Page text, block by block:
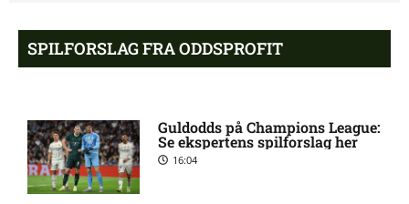
Alexander Magnus Busch
skadet: seneste nyt hos
9:46 am
Mads Lautrup Freundlich på
skadeslisten hos Silkeborg IF
8:31 am
SPILFORSLAG FRA ODDSPROFIT
Guldodds på Champions League:
Se ekspertens spilforslag her
16:04